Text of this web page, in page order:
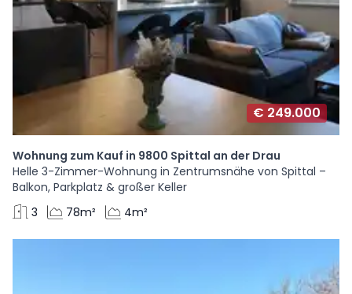
€ 249.000
Wohnung zum Kauf in 9800 Spittal an der Drau
Helle 3-Zimmer-Wohnung in Zentrumsnähe von Spittal –
Balkon, Parkplatz & großer Keller
3
78m² 4m²